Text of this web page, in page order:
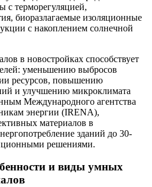
с терморегуляцией,
биоразлагаемые изоляционные
с накоплением солнечной
в новостройках способствует
уменьшению выбросов
ресурсов, повышению
и улучшению микроклимата
Международного агентства
энергии (IRENA),
материалов в
зданий до 30-
решениями.
и виды умных